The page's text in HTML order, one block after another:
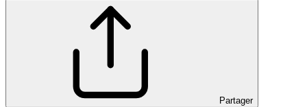
Partager